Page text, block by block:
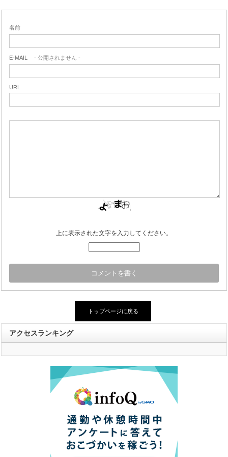
名前
E-MAIL - 公開されません -
URL
上に表示された文字を入力してください。
トップページに戻る
アクセスランキング